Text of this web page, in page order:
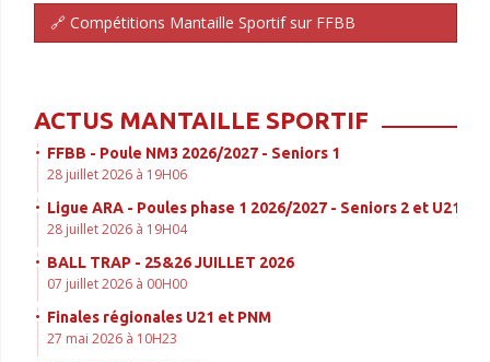
🔗 Compétitions Mantaille Sportif sur FFBB
ACTUS MANTAILLE SPORTIF
FFBB - Poule NM3 2026/2027 - Seniors 1
28 juillet 2026 à 19H06
Ligue ARA - Poules phase 1 2026/2027 - Seniors 2 et U21
28 juillet 2026 à 19H04
BALL TRAP - 25&26 JUILLET 2026
07 juillet 2026 à 00H00
Finales régionales U21 et PNM
27 mai 2026 à 10H23